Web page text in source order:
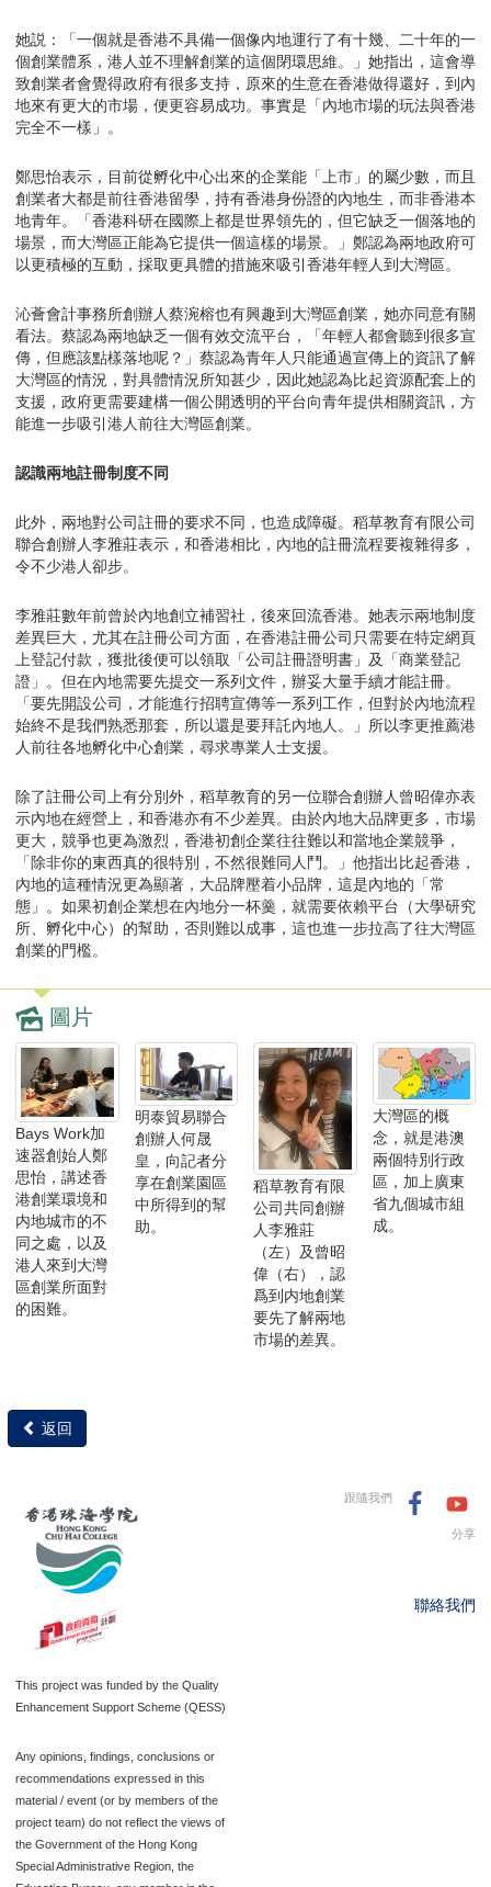
她説：「一個就是香港不具備一個像內地運行了有十幾、二十年的一
個創業體系，港人並不理解創業的這個閉環思維。」她指出，這會導
致創業者會覺得政府有很多支持，原來的生意在香港做得還好，到內
地來有更大的市場，便更容易成功。事實是「內地市場的玩法與香港
完全不一樣」。
鄭思怡表示，目前從孵化中心出來的企業能「上市」的屬少數，而且
創業者大都是前往香港留學，持有香港身份證的內地生，而非香港本
地青年。「香港科研在國際上都是世界領先的，但它缺乏一個落地的
場景，而大灣區正能為它提供一個這樣的場景。」鄭認為兩地政府可
以更積極的互動，採取更具體的措施來吸引香港年輕人到大灣區。
沁薈會計事務所創辦人蔡涴榕也有興趣到大灣區創業，她亦同意有關
看法。蔡認為兩地缺乏一個有效交流平台，「年輕人都會聽到很多宣
傳，但應該點樣落地呢？」蔡認為青年人只能通過宣傳上的資訊了解
大灣區的情況，對具體情況所知甚少，因此她認為比起資源配套上的
支援，政府更需要建構一個公開透明的平台向青年提供相關資訊，方
能進一步吸引港人前往大灣區創業。
認識兩地註冊制度不同
此外，兩地對公司註冊的要求不同，也造成障礙。稻草教育有限公司
聯合創辦人李雅莊表示，和香港相比，內地的註冊流程要複雜得多，
令不少港人卻步。
李雅莊數年前曾於內地創立補習社，後來回流香港。她表示兩地制度
差異巨大，尤其在註冊公司方面，在香港註冊公司只需要在特定網頁
上登記付款，獲批後便可以領取「公司註冊證明書」及「商業登記
證」。但在內地需要先提交一系列文件，辦妥大量手續才能註冊。
「要先開設公司，才能進行招聘宣傳等一系列工作，但對於內地流程
始終不是我們熟悉那套，所以還是要拜託內地人。」所以李更推薦港
人前往各地孵化中心創業，尋求專業人士支援。
除了註冊公司上有分別外，稻草教育的另一位聯合創辦人曾昭偉亦表
示內地在經營上，和香港亦有不少差異。由於內地大品牌更多，市場
更大，競爭也更為激烈，香港初創企業往往難以和當地企業競爭，
「除非你的東西真的很特別，不然很難同人鬥。」他指出比起香港，
內地的這種情況更為顯著，大品牌壓着小品牌，這是內地的「常
態」。如果初創企業想在內地分一杯羹，就需要依賴平台（大學研究
所、孵化中心）的幫助，否則難以成事，這也進一步拉高了往大灣區
創業的門檻。
圖片
Bays Work加
速器創始人鄭
思怡，講述香
港創業環境和
内地城市的不
同之處，以及
港人來到大灣
區創業所面對
的困難。
明泰貿易聯合
創辦人何晟
皇，向記者分
享在創業園區
中所得到的幫
助。
稻草教育有限
公司共同創辦
人李雅莊
（左）及曾昭
偉（右），認
爲到内地創業
要先了解兩地
市場的差異。
大灣區的概
念，就是港澳
兩個特別行政
區，加上廣東
省九個城市組
成。
返回
This project was funded by the Quality
Enhancement Support Scheme (QESS)
Any opinions, findings, conclusions or
recommendations expressed in this
material / event (or by members of the
project team) do not reflect the views of
the Government of the Hong Kong
Special Administrative Region, the
跟隨我們
分享
聯絡我們